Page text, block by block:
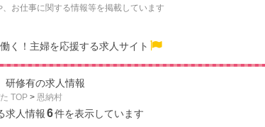
お仕事に関する情報等を掲載しています
く！主婦を応援する求人サイト
研修有の求人情報
TOP > 恩納村
求人情報6件を表示しています